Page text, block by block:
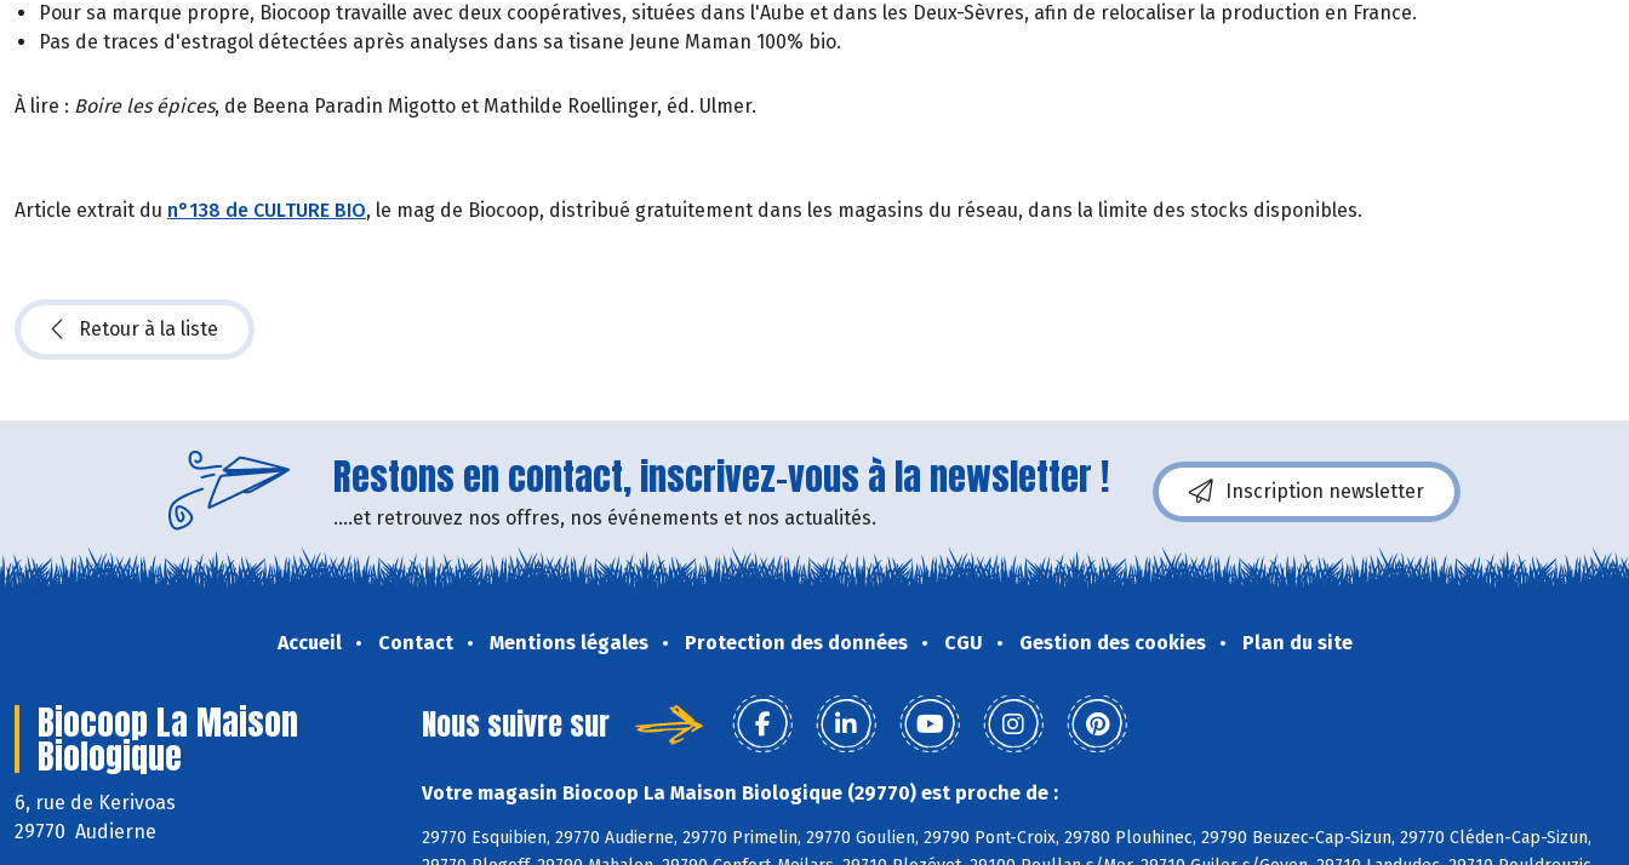
Pour sa marque propre, Biocoop travaille avec deux coopératives, situées dans l'Aube et dans les Deux-Sèvres, afin de relocaliser la production en France.
Pas de traces d'estragol détectées après analyses dans sa tisane Jeune Maman 100% bio.
À lire : Boire les épices, de Beena Paradin Migotto et Mathilde Roellinger, éd. Ulmer.
Article extrait du n°138 de CULTURE BIO, le mag de Biocoop, distribué gratuitement dans les magasins du réseau, dans la limite des stocks disponibles.
Retour à la liste
Restons en contact, inscrivez-vous à la newsletter !
....et retrouvez nos offres, nos événements et nos actualités.
Inscription newsletter
Accueil Contact Mentions légales Protection des données CGU Gestion des cookies Plan du site
Biocoop La Maison
Biologique
6, rue de Kerivoas
29770 Audierne
Nous suivre sur
Votre magasin Biocoop La Maison Biologique (29770) est proche de :
29770 Esquibien, 29770 Audierne, 29770 Primelin, 29770 Goulien, 29790 Pont-Croix, 29780 Plouhinec, 29790 Beuzec-Cap-Sizun, 29770 Cléden-Cap-Sizun,